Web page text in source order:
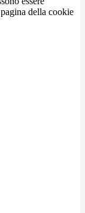
della cookie